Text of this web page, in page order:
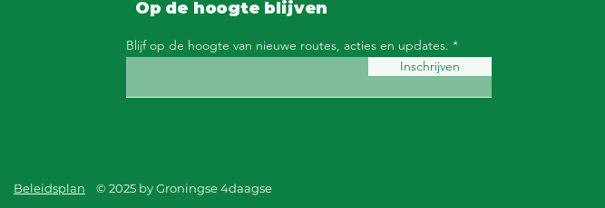
Op de hoogte blijven
Blijf op de hoogte van nieuwe routes, acties en updates.
Inschrijven
Beleidsplan © 2025 by Groningse 4daagse